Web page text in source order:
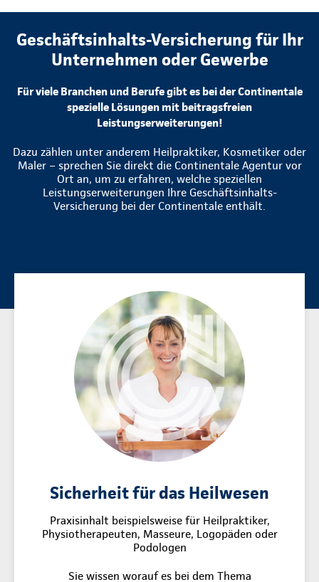
Geschäftsinhalts-Versicherung für Ihr
Unternehmen oder Gewerbe
Für viele Branchen und Berufe gibt es bei der Continentale
spezielle Lösungen mit beitragsfreien
Leistungserweiterungen!
Dazu zählen unter anderem Heilpraktiker, Kosmetiker oder
Maler – sprechen Sie direkt die Continentale Agentur vor
Ort an, um zu erfahren, welche speziellen
Leistungserweiterungen Ihre Geschäftsinhalts-
Versicherung bei der Continentale enthält.
Sicherheit für das Heilwesen
Praxisinhalt beispielsweise für Heilpraktiker,
Physiotherapeuten, Masseure, Logopäden oder
Podologen
Sie wissen worauf es bei dem Thema